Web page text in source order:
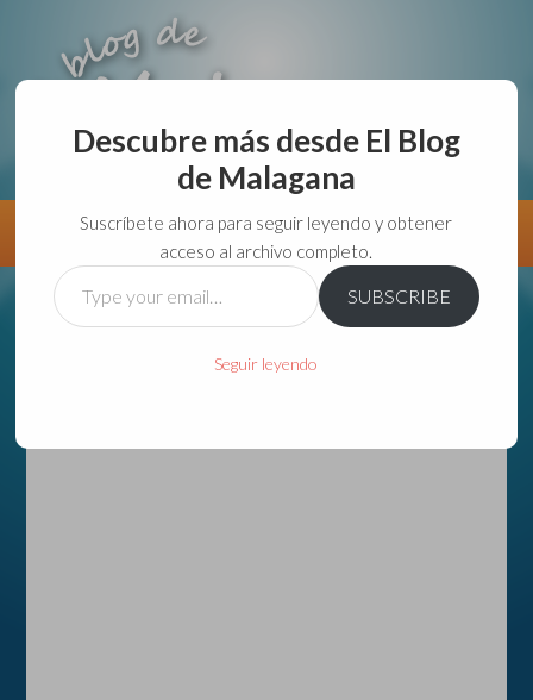
aunque lo haga de malas lo hago....
Información Directorio VivirGuadalajara
Descubre más desde El Blog
de Malagana
Suscríbete ahora para seguir leyendo y obtener
acceso al archivo completo.
Type
your
SUBSCRIBE
Seguir leyendo